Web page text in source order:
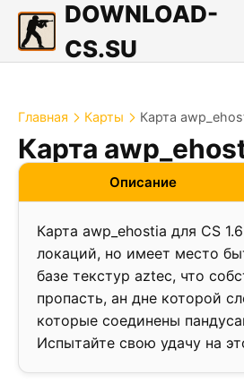
DOWNLOAD-
CS.SU
Главная Карты Карта
Карта
❮
Описание
Карта awp_ehostia для CS
локаций, но имеет место
базе текстур aztec, что
пропасть, ан дне которой
которые соединены
Испытайте свою удачу на